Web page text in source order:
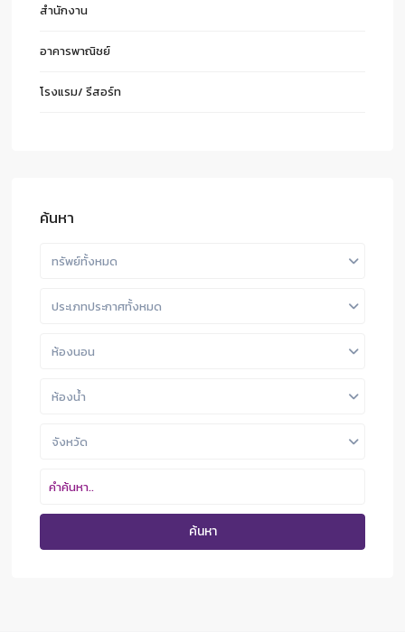
สำนักงาน
อาคารพาณิชย์
โรงแรม/ รีสอร์ท
ค้นหา
ทรัพย์ทั้งหมด
ประเภทประกาศทั้งหมด
ห้องนอน
ห้องน้ำ
จังหวัด
ค้นหา